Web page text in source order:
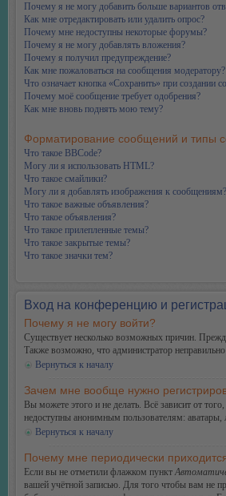
Почему я не могу добавить больше вариантов
Как мне отредактировать или удалить опрос?
Почему мне недоступны некоторые форумы?
Почему я не могу добавлять вложения?
Почему я получил предупреждение?
Как мне пожаловаться на сообщения модератору?
Что означает кнопка «Сохранить» при создании
Почему моё сообщение требует одобрения?
Как мне вновь поднять мою тему?
Форматирование сообщений и типы
Что такое BBCode?
Могу ли я использовать HTML?
Что такое смайлики?
Могу ли я добавлять изображения к сообщениям?
Что такое важные объявления?
Что такое объявления?
Что такое прилепленные темы?
Что такое закрытые темы?
Что такое значки тем?
Вход на конференцию и
Почему я не могу войти?
Существует несколько возможных причин.
Также возможно, что администратор
Вернуться к началу
Зачем мне вообще нужно
Вы можете этого и не делать. Всё зависит от
недоступны анонимным пользователям: аватары,
Вернуться к началу
Почему мне периодически
Если вы не отметили флажком пункт
вашей учётной записью. Для того чтобы вам не